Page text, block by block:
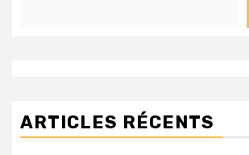
ARTICLES RÉCENTS